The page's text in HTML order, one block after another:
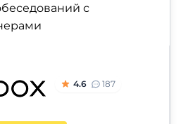
с
4.6 187